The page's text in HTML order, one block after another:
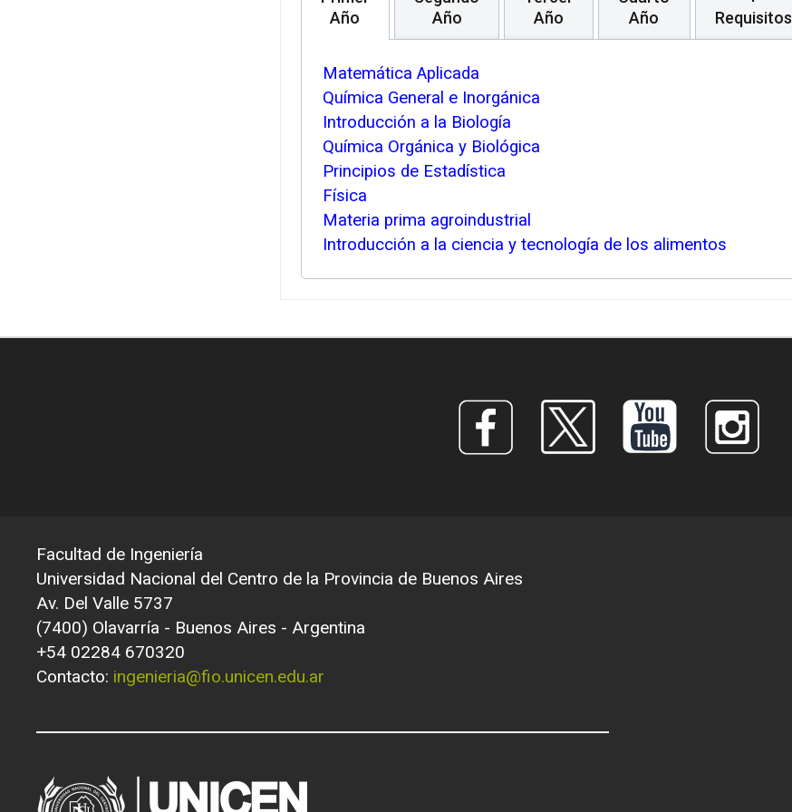
Año
Año
Año
Año
Requisitos
Matemática Aplicada
Química General e Inorgánica
Introducción a la Biología
Química Orgánica y Biológica
Principios de Estadística
Física
Materia prima agroindustrial
Introducción a la ciencia y tecnología de los alimentos
Facultad de Ingeniería
Universidad Nacional del Centro de la Provincia de Buenos Aires
Av. Del Valle 5737
(7400) Olavarría - Buenos Aires - Argentina
+54 02284 670320
Contacto: ingenieria@fio.unicen.edu.ar